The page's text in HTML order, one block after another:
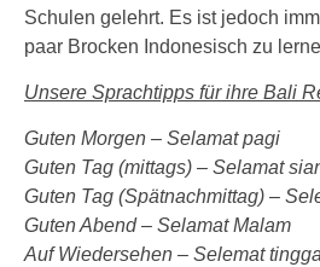
Schulen gelehrt. Es ist jedoch
paar Brocken Indonesisch zu
Unsere Sprachtipps für ihre Bali
Guten Morgen – Selamat pagi
Guten Tag (mittags) – Selamat
Guten Tag (Spätnachmittag) –
Guten Abend – Selamat Malam
Auf Wiedersehen – Selemat